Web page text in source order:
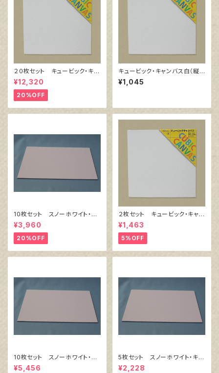
２０枚セット キュービック・キャ
ンバス白（縦200㎜×横200㎜×
厚38㎜）
¥12,320
20%OFF
キュービック・キャンバス白（縦3
00㎜×横300㎜×厚38㎜）
¥1,045
10枚セット スノーホワイト・キ
ャンバスボード F4 サイズ
333㎜x242㎜
¥3,960
20%OFF
２枚セット キュービック・キャン
バス白（縦200㎜×横200㎜×厚
38㎜）
¥1,463
5%OFF
10枚セット スノーホワイト・キ
ャンバスボード F6 サイズ
¥5,456
5枚セット スノーホワイト・キャ
ンバスボード F4 サイズ 3
¥2,228